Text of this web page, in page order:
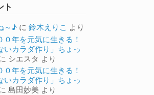
ト
～♪ に鈴木えりこ より
０年を元気に生きる！
いカラダ作り」ちょっ
シエスタ より
０年を元気に生きる！
いカラダ作り」ちょっ
島田妙美 より